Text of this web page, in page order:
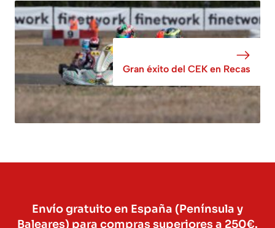
Gran éxito del CEK en Recas
Envío gratuito en España (Península y
Baleares) para compras superiores a 250€.